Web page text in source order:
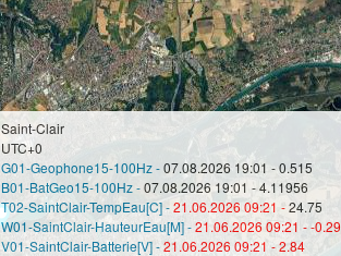
Saint-Clair
UTC+0
G01-Geophone15-100Hz -07.08.2026 19:01 - 0.515
B01-BatGeo15-100Hz -07.08.2026 19:01 - 4.11956
T02-SaintClair-TempEau[C] -21.06.2026 09:21 -24.75
W01-SaintClair-HauteurEau[M] -21.06.2026 09:21 --0.29
V01-SaintClair-Batterie[V] -21.06.2026 09:21 -2.84